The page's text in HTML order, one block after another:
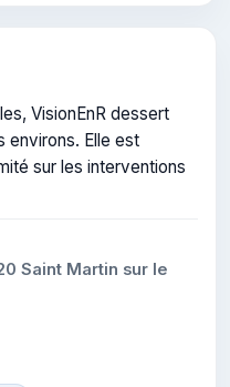
VisionEnR dessert
environs. Elle est
sur les interventions
Saint Martin sur le